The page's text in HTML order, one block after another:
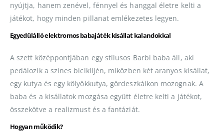
nyújtja, hanem zenével, fénnyel és hanggal életre kelti a
játékot, hogy minden pillanat emlékezetes legyen.
Egyedülálló elektromos babajáték kisállat kalandokkal
A szett középpontjában egy stílusos Barbi baba áll, aki
pedálozik a színes biciklijén, miközben két aranyos kisállat,
egy kutya és egy kölyökkutya, gördeszkáikon mozognak. A
baba és a kisállatok mozgása együtt életre kelti a játékot,
összekötve a realizmust és a fantáziát.
Hogyan működik?